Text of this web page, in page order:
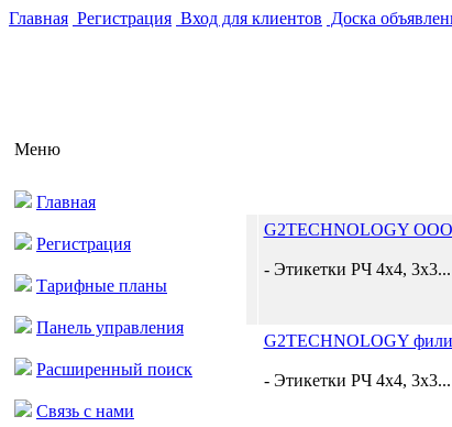
Главная Регистрация Вход для клиентов Доска
Меню
Главная
Регистрация
Тарифные планы
Панель управления
Расширенный поиск
Связь с нами
G2TECHNOLOGY ООО
- Этикетки РЧ 4х4, 3х3...
G2TECHNOLOGY
- Этикетки РЧ 4х4, 3х3...